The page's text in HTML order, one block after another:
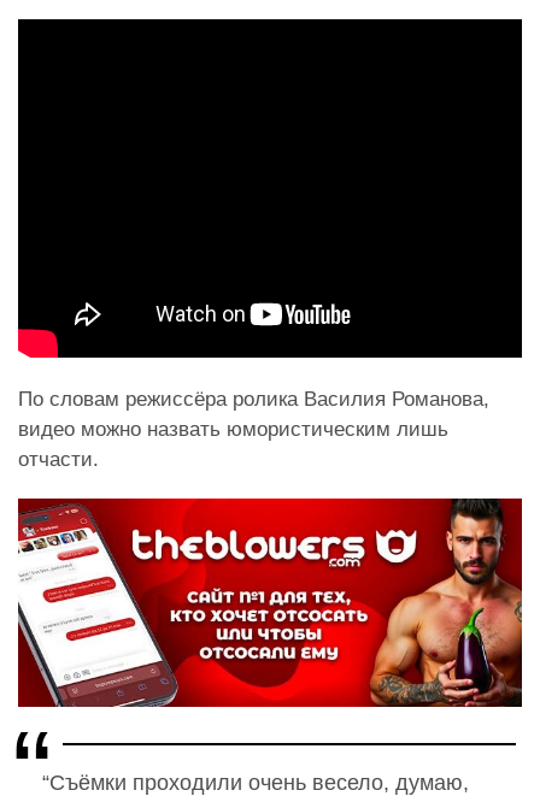
По словам режиссёра ролика Василия Романова,
видео можно назвать юмористическим лишь
отчасти.
“Съёмки проходили очень весело, думаю,